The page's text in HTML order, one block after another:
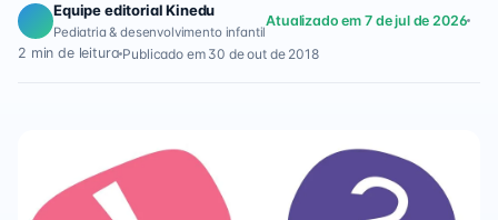
Equipe editorial Kinedu
Pediatria & desenvolvimento infantil
Atualizado em 7 de jul de 2026
2 min de leitura Publicado em 30 de out de 2018